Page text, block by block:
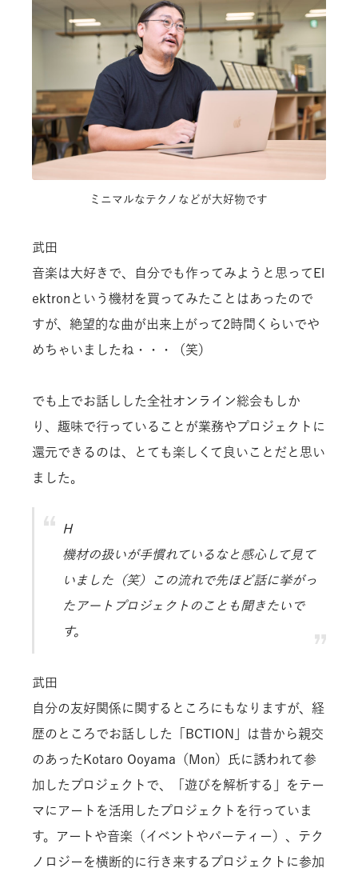
ミニマルなテクノなどが大好物です
武田
音楽は大好きで、自分でも作ってみようと思ってEl
ektronという機材を買ってみたことはあったので
すが、絶望的な曲が出来上がって2時間くらいでや
めちゃいましたね・・・（笑）
でも上でお話しした全社オンライン総会もしか
り、趣味で行っていることが業務やプロジェクトに
還元できるのは、とても楽しくて良いことだと思い
ました。
H
機材の扱いが手慣れているなと感心して見て
いました（笑）この流れで先ほど話に挙がっ
たアートプロジェクトのことも聞きたいで
す。
武田
自分の友好関係に関するところにもなりますが、経
歴のところでお話しした「BCTION」は昔から親交
のあったKotaro Ooyama（Mon）氏に誘われて参
加したプロジェクトで、「遊びを解析する」をテー
マにアートを活用したプロジェクトを行っていま
す。アートや音楽（イベントやパーティー）、テク
ノロジーを横断的に行き来するプロジェクトに参加